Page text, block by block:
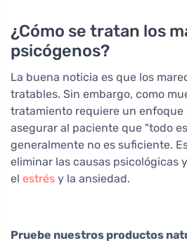
¿Cómo se tratan los
psicógenos?
La buena noticia es que los
tratables. Sin embargo, como
tratamiento requiere un
asegurar al paciente que "todo
generalmente no es suficiente.
eliminar las causas psicológicas
el estrés y la ansiedad.
Pruebe nuestros productos